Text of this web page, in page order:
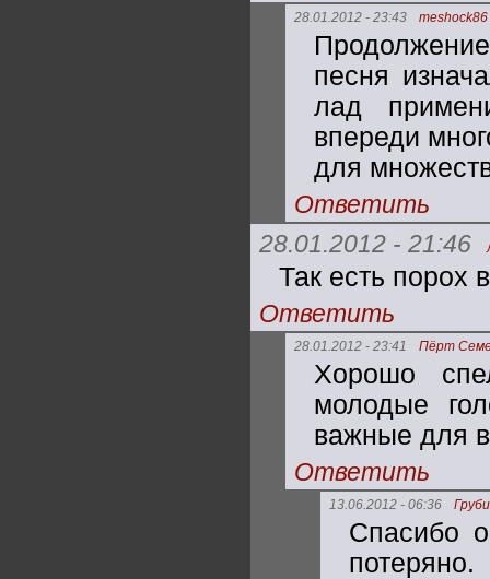
28.01.2012 - 23:43 meshock86
песня
лад
впереди
для
Ответить
28.01.2012 - 21:46
Так есть порох
Ответить
28.01.2012 - 23:41 Пёрт
Хорошо
молодые
важные для
Ответить
13.06.2012 - 06:36
Спасибо
потеряно.